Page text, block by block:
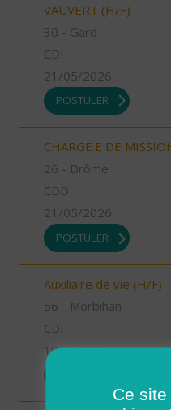
VAUVERT (H/F)
30 - Gard
CDI
21/05/2026
POSTULER
CHARGE.E DE
26 - Drôme
CDD
21/05/2026
POSTULER
Auxiliaire de vie (H/F)
56 - Morbihan
CDI
19/05/2026
Ce